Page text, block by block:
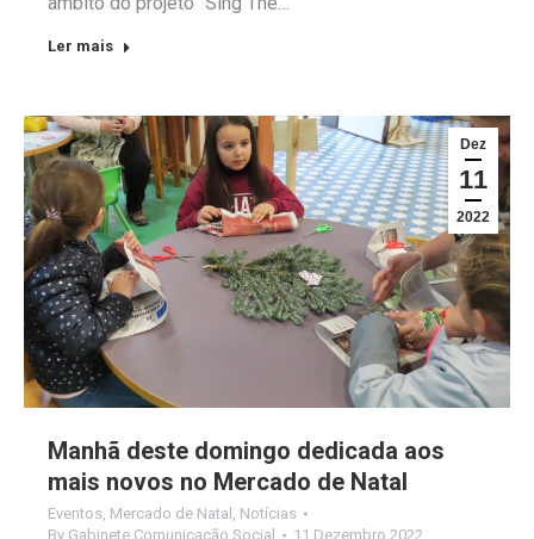
Ler mais
Dez
11
2022
Manhã deste domingo dedicada aos
mais novos no Mercado de Natal
Eventos Mercado de Natal
Notícias
By Gabinete Comunicação Social 11 Dezembro 2022